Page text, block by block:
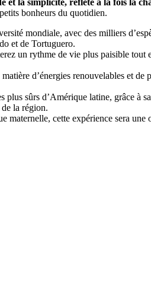
et la simplicité, reflète à la fois la
bonheurs du quotidien.
mondiale, avec des milliers
et de Tortuguero.
un rythme de vie plus paisible tout
d’énergies renouvelables et
plus sûrs d’Amérique latine, grâce à
la région.
maternelle, cette expérience sera